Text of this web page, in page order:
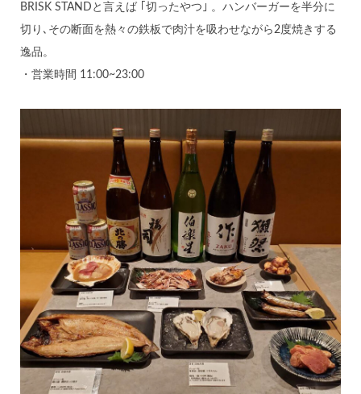
BRISK STANDと言えば ｢切ったやつ｣ 。ハンバーガーを半分に
切り､その断面を熱々の鉄板で肉汁を吸わせながら2度焼きする
逸品。
・営業時間 11:00~23:00